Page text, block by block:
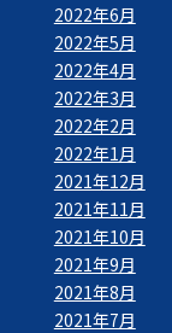
2022年6月
2022年5月
2022年4月
2022年3月
2022年2月
2022年1月
2021年12月
2021年11月
2021年10月
2021年9月
2021年8月
2021年7月